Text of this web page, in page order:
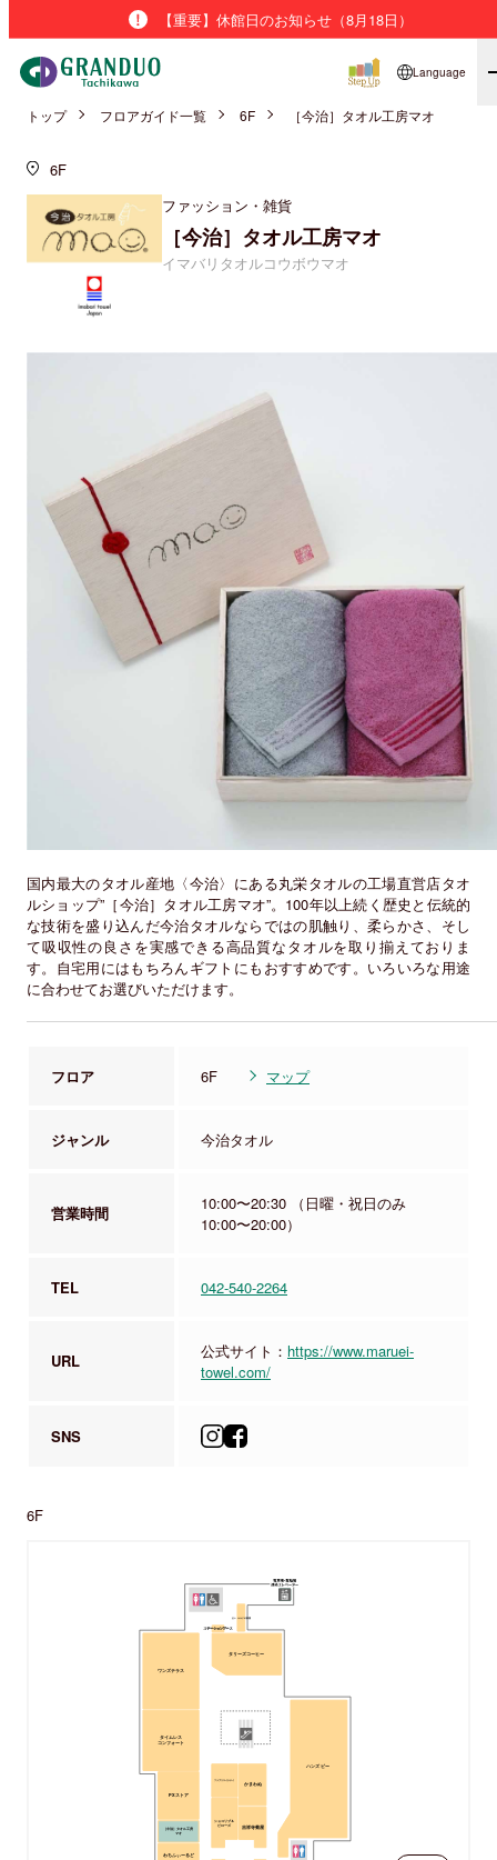
【重要】休館日のお知らせ（8月18日）
Language
トップ フロアガイド一覧 6F ［今治］タオル工房マオ
6F
ファッション・雑貨
［今治］タオル工房マオ
イマバリタオルコウボウマオ
国内最大のタオル産地〈今治〉にある丸栄タオルの工場直営店タオ
ルショップ”［今治］タオル工房マオ”。100年以上続く歴史と伝統的
な技術を盛り込んだ今治タオルならではの肌触り、柔らかさ、そし
て吸収性の良さを実感できる高品質なタオルを取り揃えておりま
す。自宅用にはもちろんギフトにもおすすめです。いろいろな用途
に合わせてお選びいただけます。
フロア 6F マップ
ジャンル 今治タオル
営業時間
10:00〜20:30 （日曜・祝日のみ
10:00〜20:00）
TEL 042-540-2264
URL 公式サイト： https://www.maruei-
towel.com/
SNS
6F
ワンズテラス
タイムレス
コンフォート
PXストア
［今治］タオル工房
マオ
わちふぃーるど
占い ルルドの部屋
ステーションワーク
タリーズコーヒー
ハンズ ビー
ファブリスイケテイ
かまわぬ
ショコリブ＆
ピローズ
吉祥寺菊屋